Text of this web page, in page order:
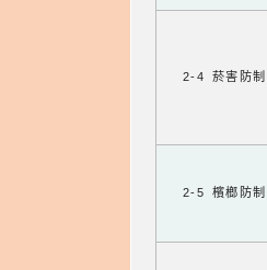
2-4 菸害防制
2-5 檳榔防制